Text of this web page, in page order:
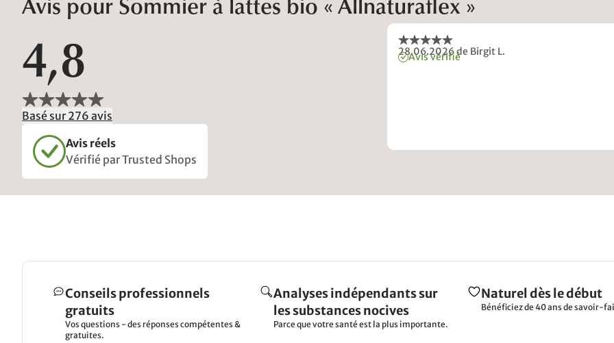
Avis pour Sommier à lattes bio « Allnaturaflex »
4,8
Basé sur 276 avis
Avis réels
Vérifié par Trusted Shops
28.06.2026de Birgit L.
Avis vérifié
Conseils professionnels
gratuits
Vos questions - des réponses compétentes &
gratuites.
Analyses indépendants sur
les substances nocives
Parce que votre santé est la plus importante.
Naturel dès le début
Bénéficiez de 40 ans de savoir-